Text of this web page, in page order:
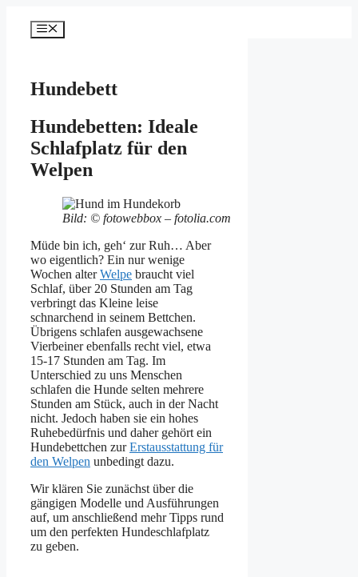
Inhalt
springen
Menü
Hundebett
Hundebetten: Ideale
Schlafplatz für den
Welpen
Bild: © fotowebbox – fotolia.com
Müde bin ich, geh‘ zur Ruh… Aber
wo eigentlich? Ein nur wenige
Wochen alterWelpe braucht viel
Schlaf, über 20 Stunden am Tag
verbringt das Kleine leise
schnarchend in seinem Bettchen.
Übrigens schlafen ausgewachsene
Vierbeiner ebenfalls recht viel, etwa
15-17 Stunden am Tag. Im
Unterschied zu uns Menschen
schlafen die Hunde selten mehrere
Stunden am Stück, auch in der Nacht
nicht. Jedoch haben sie ein hohes
Ruhebedürfnis und daher gehört ein
Hundebettchen zurErstausstattung für
den Welpen unbedingt dazu.
Wir klären Sie zunächst über die
gängigen Modelle und Ausführungen
auf, um anschließend mehr Tipps rund
um den perfekten Hundeschlafplatz
zu geben.